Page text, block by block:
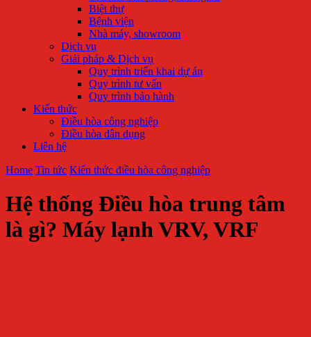
Biệt thự
Bệnh viện
Nhà máy, showroom
Dịch vụ
Giải pháp & Dịch vụ
Quy trình triển khai dự án
Quy trình tư vấn
Quy trình bảo hành
Kiến thức
Điều hòa công nghiệp
Điều hòa dân dụng
Liên hệ
Home Tin tức Kiến thức điều hòa công nghiệp
Hệ thống Điều hòa trung tâm
là gì? Máy lạnh VRV, VRF